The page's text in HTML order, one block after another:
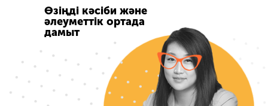
Өзіңді кәсіби және
әлеуметтік ортада
дамыт